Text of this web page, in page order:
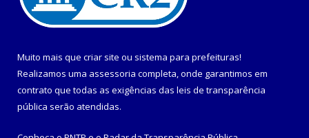
Muito mais que criar site ou sistema para prefeituras!
Realizamos uma assessoria completa, onde garantimos em
contrato que todas as exigências das leis de transparência
pública serão atendidas.